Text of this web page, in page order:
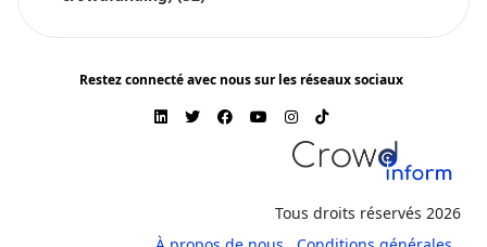
Restez connecté avec nous sur les réseaux sociaux
Tous droits réservés 2026